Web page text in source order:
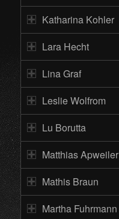
Katharina Kohler
Lara Hecht
Lina Graf
Leslie Wolfrom
Lu Borutta
Matthias Apweiler
Mathis Braun
Martha Fuhrmann